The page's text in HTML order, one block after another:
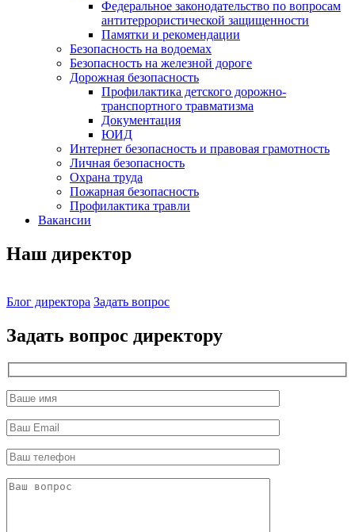
Федеральное законодательство по вопросам
антитеррористической защищенности
Памятки и рекомендации
Безопасность на водоемах
Безопасность на железной дороге
Дорожная безопасность
Профилактика детского дорожно-
транспортного травматизма
Документация
ЮИД
Интернет безопасность и правовая грамотность
Личная безопасность
Охрана труда
Пожарная безопасность
Профилактика травли
Вакансии
Наш директор
Блог директора Задать вопрос
Задать вопрос директору